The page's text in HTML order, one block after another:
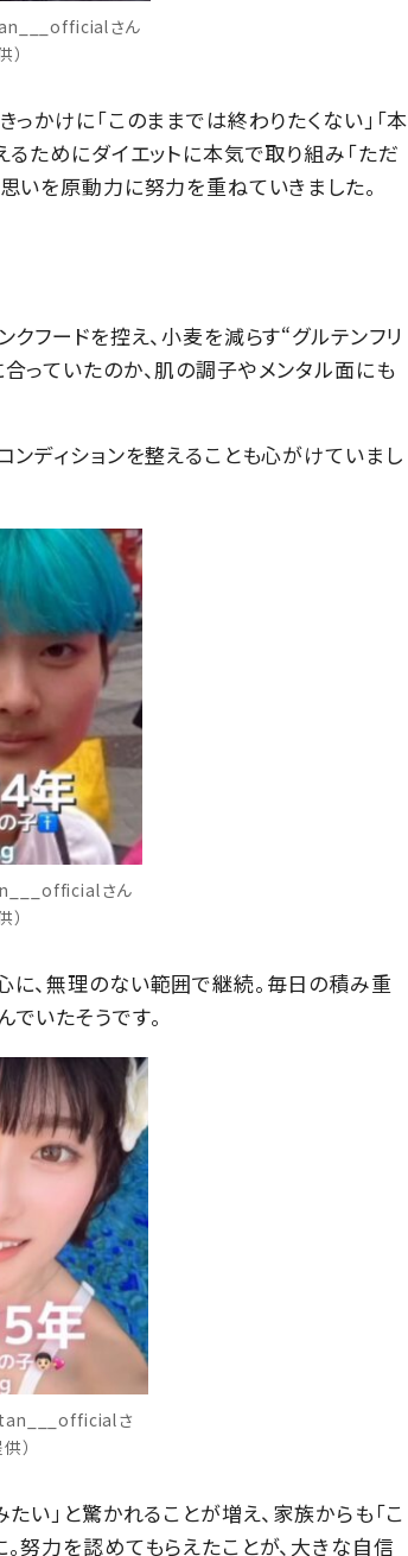
さん
）
かけに「このままでは終わりたくない」「本
るためにダイエットに本気で取り組み「ただ
いを原動力に努力を重ねていきました。
フードを控え、小麦を減らす“グルテンフリ
っていたのか、肌の調子やメンタル面にも
ンディションを整えることも心がけていまし
さん
）
に、無理のない範囲で継続。毎日の積み重
いたそうです。
さ
）
い」と驚かれることが増え、家族からも「こ
努力を認めてもらえたことが、大きな自信